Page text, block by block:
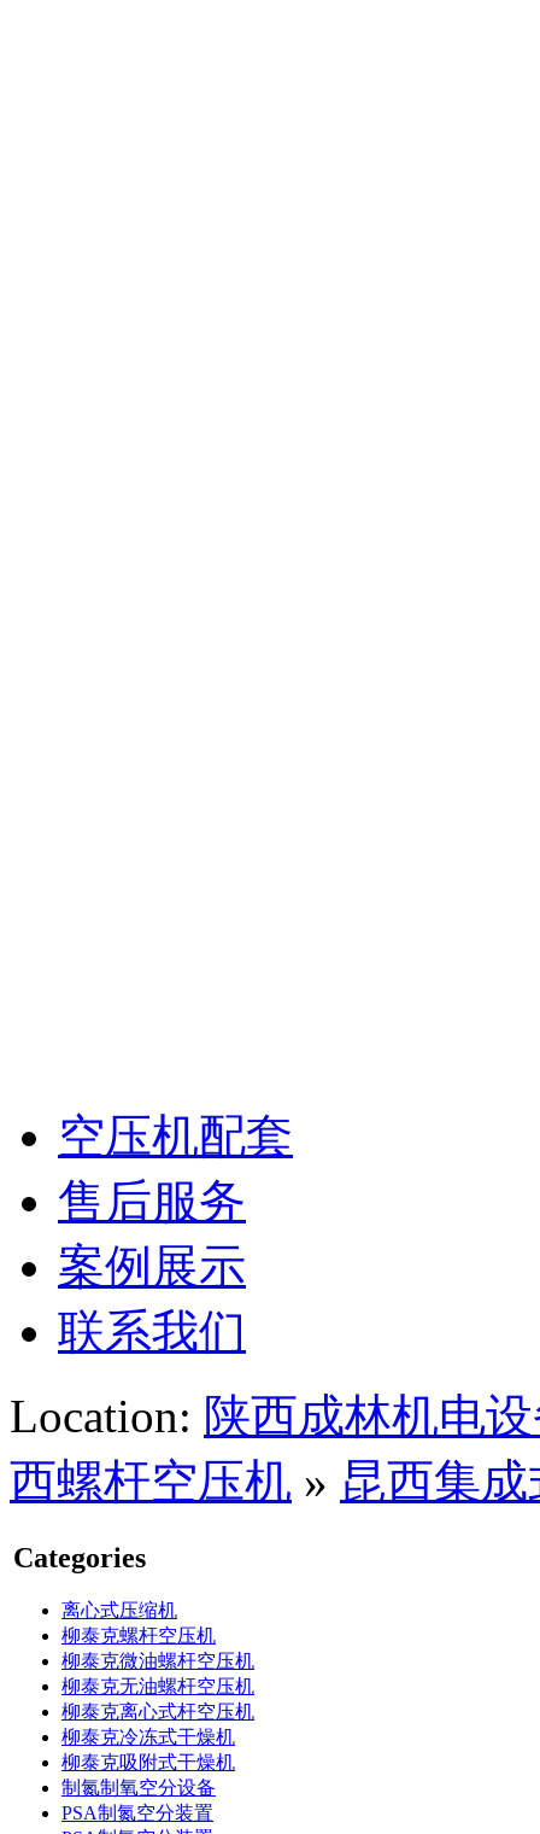
空压机配套
售后服务
案例展示
联系我们
Location: 陕西成林机电
西螺杆空压机 » 昆西集
Categories
离心式压缩机
柳泰克螺杆空压机
柳泰克微油螺杆空压机
柳泰克无油螺杆空压机
柳泰克离心式杆空压机
柳泰克冷冻式干燥机
柳泰克吸附式干燥机
制氮制氧空分设备
PSA制氮空分装置